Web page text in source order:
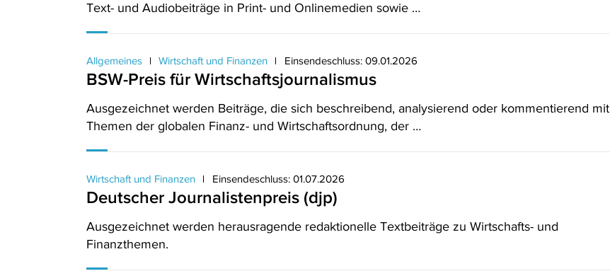
Text- und Audiobeiträge in Print- und Onlinemedien sowie …
Allgemeines Wirtschaft und Finanzen Einsendeschluss: 09.01.2026
BSW-Preis für Wirtschaftsjournalismus
Ausgezeichnet werden Beiträge, die sich beschreibend, analysierend oder kommentierend mit
Themen der globalen Finanz- und Wirtschaftsordnung, der …
Wirtschaft und Finanzen Einsendeschluss: 01.07.2026
Deutscher Journalistenpreis (djp)
Ausgezeichnet werden herausragende redaktionelle Textbeiträge zu Wirtschafts- und
Finanzthemen.